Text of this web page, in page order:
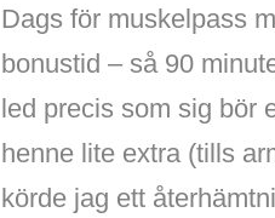
Dags för muskelpass
bonustid – så 90
led precis som sig bör
henne lite extra (tills
körde jag ett